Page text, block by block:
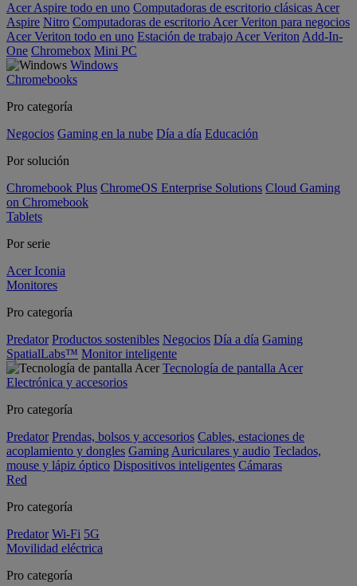
Acer Aspire todo en uno Computadoras de escritorio clásicas Acer
Aspire Nitro Computadoras de escritorio Acer Veriton para negocios
Acer Veriton todo en uno Estación de trabajo Acer Veriton Add-In-
One Chromebox Mini PC
Windows
Chromebooks
Pro categoría
Negocios Gaming en la nube Día a día Educación
Por solución
Chromebook Plus ChromeOS Enterprise Solutions Cloud Gaming
on Chromebook
Tablets
Por serie
Acer Iconia
Monitores
Pro categoría
Predator Productos sostenibles Negocios Día a día Gaming
SpatialLabs™ Monitor inteligente
Tecnología de pantalla Acer
Electrónica y accesorios
Pro categoría
Predator Prendas, bolsos y accesorios Cables, estaciones de
acoplamiento y dongles Gaming Auriculares y audio Teclados,
mouse y lápiz óptico Dispositivos inteligentes Cámaras
Red
Pro categoría
Predator Wi-Fi 5G
Movilidad eléctrica
Pro categoría